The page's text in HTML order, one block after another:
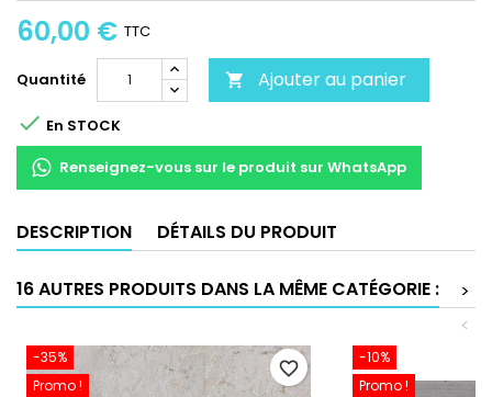
60,00 € TTC
Quantité  Ajouter au panier
 En STOCK
Renseignez-vous sur le produit sur WhatsApp
DESCRIPTION DÉTAILS DU PRODUIT
16 AUTRES PRODUITS DANS LA MÊME CATÉGORIE :
>
<
-35%
Promo !
favorite_border
-10%
Promo !